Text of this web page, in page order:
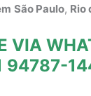
São Paulo, Rio
VIA
94787-